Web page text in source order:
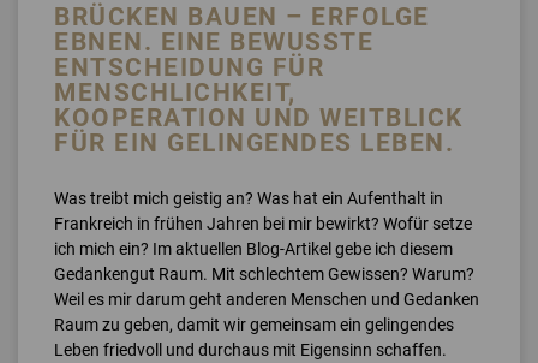
BRÜCKEN BAUEN – ERFOLGE
EBNEN. EINE BEWUSSTE
ENTSCHEIDUNG FÜR
MENSCHLICHKEIT,
KOOPERATION UND WEITBLICK
FÜR EIN GELINGENDES LEBEN.
Was treibt mich geistig an? Was hat ein Aufenthalt in
Frankreich in frühen Jahren bei mir bewirkt? Wofür setze
ich mich ein? Im aktuellen Blog-Artikel gebe ich diesem
Gedankengut Raum. Mit schlechtem Gewissen? Warum?
Weil es mir darum geht anderen Menschen und Gedanken
Raum zu geben, damit wir gemeinsam ein gelingendes
Leben friedvoll und durchaus mit Eigensinn schaffen.